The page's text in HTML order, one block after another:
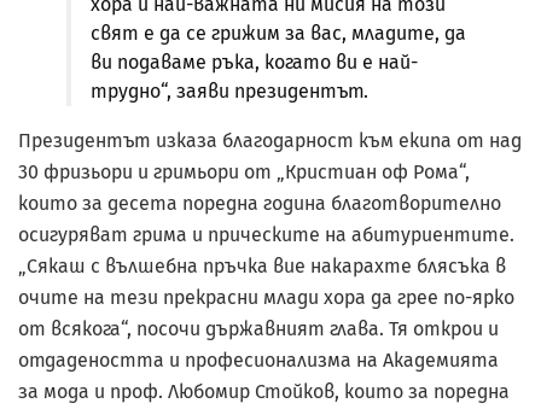
свят е да се грижим за вас, младите, да
ви подаваме ръка, когато ви е най-
трудно“, заяви президентът.
Президентът изказа благодарност към екипа от над
30 фризьори и гримьори от „Кристиан оф Рома“,
които за десета поредна година благотворително
осигуряват грима и прическите на абитуриентите.
„Сякаш с вълшебна пръчка вие накарахте блясъка в
очите на тези прекрасни млади хора да грее по-ярко
от всякога“, посочи държавният глава. Тя открои и
отдадеността и професионализма на Академията
за мода и проф. Любомир Стойков, които за поредна